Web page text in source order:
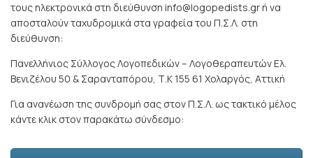
τους ηλεκτρονικά στη διεύθυνση info@logopedists.gr ή να
αποσταλούν ταχυδρομικά στα γραφεία του Π.Σ.Λ. στη
διεύθυνση:
Πανελλήνιος Σύλλογος Λογοπεδικών – Λογοθεραπευτών Ελ.
Βενιζέλου 50 & Σαρανταπόρου, Τ.Κ 155 61 Χολαργός, Αττική
Για ανανέωση της συνδρομή σας στον Π.Σ.Λ. ως τακτικό μέλος
κάντε κλικ στον παρακάτω σύνδεσμο: